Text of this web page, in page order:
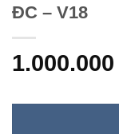
ĐC – V18
1.000.000